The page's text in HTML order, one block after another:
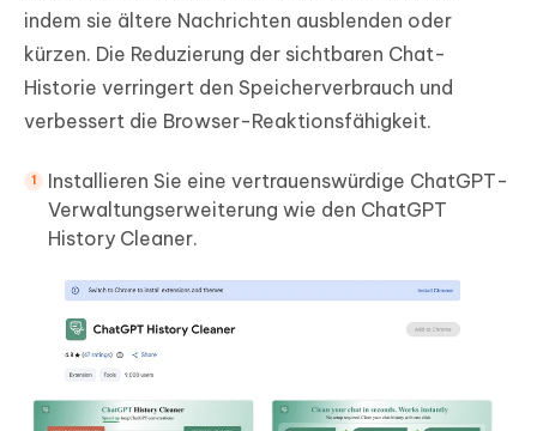
indem sie ältere Nachrichten ausblenden oder
kürzen. Die Reduzierung der sichtbaren Chat-
Historie verringert den Speicherverbrauch und
verbessert die Browser-Reaktionsfähigkeit.
Installieren Sie eine vertrauenswürdige ChatGPT-
Verwaltungserweiterung wie den ChatGPT
History Cleaner.